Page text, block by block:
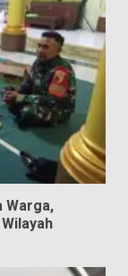
Warga,